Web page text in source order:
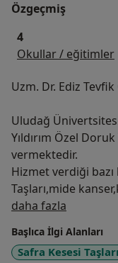
Özgeçmiş
4
Okullar / eğitimler
Uzm. Dr. Ediz
Uludağ
Yıldırım Özel
vermektedir.
Hizmet verdiği bazı
Taşları,mide
daha fazla
Başlıca İlgi Alanları
Safra Kesesi Taşları